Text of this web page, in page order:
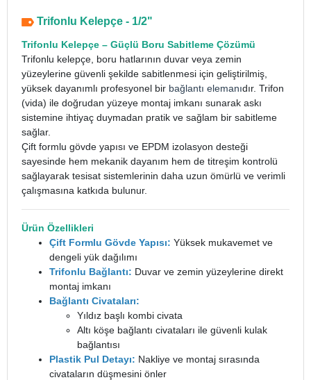
Trifonlu Kelepçe - 1/2"
Trifonlu Kelepçe – Güçlü Boru Sabitleme Çözümü
Trifonlu kelepçe, boru hatlarının duvar veya zemin
yüzeylerine güvenli şekilde sabitlenmesi için geliştirilmiş,
yüksek dayanımlı profesyonel bir bağlantı elemanıdır. Trifon
(vida) ile doğrudan yüzeye montaj imkanı sunarak askı
sistemine ihtiyaç duymadan pratik ve sağlam bir sabitleme
sağlar.
Çift formlu gövde yapısı ve EPDM izolasyon desteği
sayesinde hem mekanik dayanım hem de titreşim kontrolü
sağlayarak tesisat sistemlerinin daha uzun ömürlü ve verimli
çalışmasına katkıda bulunur.
Ürün Özellikleri
Çift Formlu Gövde Yapısı: Yüksek mukavemet ve
dengeli yük dağılımı
Trifonlu Bağlantı: Duvar ve zemin yüzeylerine direkt
montaj imkanı
Bağlantı Civataları:
Yıldız başlı kombi civata
Altı köşe bağlantı civataları ile güvenli kulak
bağlantısı
Plastik Pul Detayı: Nakliye ve montaj sırasında
civataların düşmesini önler